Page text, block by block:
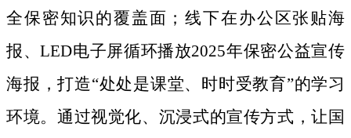
全保密知识的覆盖面；线下在办公区张贴海
报、LED电子屏循环播放2025年保密公益宣传
海报，打造“处处是课堂、时时受教育”的学习
环境。通过视觉化、沉浸式的宣传方式，让国